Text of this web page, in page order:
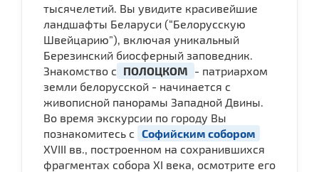
тысячелетий. Вы увидите красивейшие
ландшафты Беларуси (“Белорусскую
Швейцарию”), включая уникальный
Березинский биосферный заповедник.
Знакомство с ПОЛОЦКОМ - патриархом
земли белорусской - начинается с
живописной панорамы Западной Двины.
Во время экскурсии по городу Вы
познакомитесь с Софийским собором
XVIII вв., построенном на сохранившихся
фрагментах собора XI века, осмотрите его